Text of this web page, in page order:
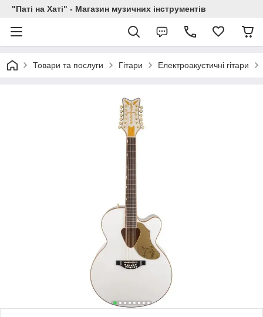
"Паті на Хаті" - Магазин музичних інструментів
Товари та послуги Гітари Електроакустичні гітари